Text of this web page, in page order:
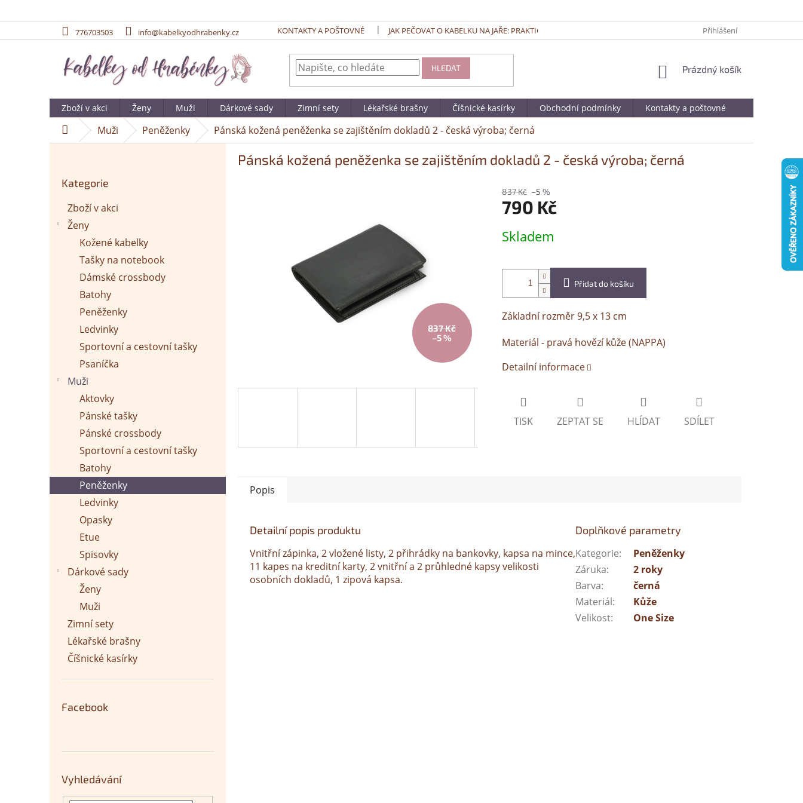
776703503 info@kabelkyodhrabenky.cz KONTAKTY A POŠTOVNÉ JAK PEČOVAT O KABELKU NA JAŘE: PRAKTICKÉ TIPY PRO DELŠÍ ŽIVOTNOST VAŠÍ OBLÍBENÉ KABELKY
Přihlášení
HLEDAT
NÁKUPNÍ
Prázdný košík
Zboží v akci Ženy Muži Dárkové sady Zimní sety Lékařské brašny Číšnické kasírky Obchodní podmínky Kontakty a poštovné
DomůMuži Peněženky Pánská kožená peněženka se zajištěním dokladů 2 - česká výroba; černá
kategorie
Kategorie
Zboží v akci
Ženy
Kožené kabelky
Tašky na notebook
Dámské crossbody
Batohy
Peněženky
Ledvinky
Sportovní a cestovní tašky
Psaníčka
Muži
Aktovky
Pánské tašky
Pánské crossbody
Sportovní a cestovní tašky
Batohy
Peněženky
Ledvinky
Opasky
Etue
Spisovky
Dárkové sady
Ženy
Muži
Zimní sety
Lékařské brašny
Číšnické kasírky
Facebook
Vyhledávání
Pánská kožená peněženka se zajištěním dokladů 2 - česká výroba; černá
837 Kč
–5 %
837 Kč –5 %
790 Kč
cena:
Skladem
Přidat do košíku
Základní rozměr 9,5 x 13 cm
Materiál - pravá hovězí kůže (NAPPA)
Detailní informace
TISK ZEPTAT SE HLÍDAT SDÍLET
Popis
Detailní popis produktu
Vnitřní zápinka, 2 vložené listy, 2 přihrádky na bankovky, kapsa na mince,
11 kapes na kreditní karty, 2 vnitřní a 2 průhledné kapsy velikosti
osobních dokladů, 1 zipová kapsa.
Doplňkové parametry
Kategorie:
Peněženky
Záruka:
2 roky
Barva:
černá
Materiál:
Kůže
Velikost: One Size